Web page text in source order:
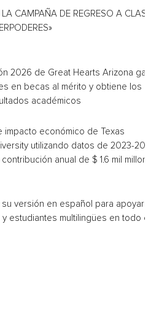
CAMPAÑA DE REGRESO A
2026 de Great Hearts Arizona
en becas al mérito y obtiene los
académicos
impacto económico de Texas
utilizando datos de 2023-
anual de $ 1.6 mil
su versión en español para apoyar a
estudiantes multilingües en todo el